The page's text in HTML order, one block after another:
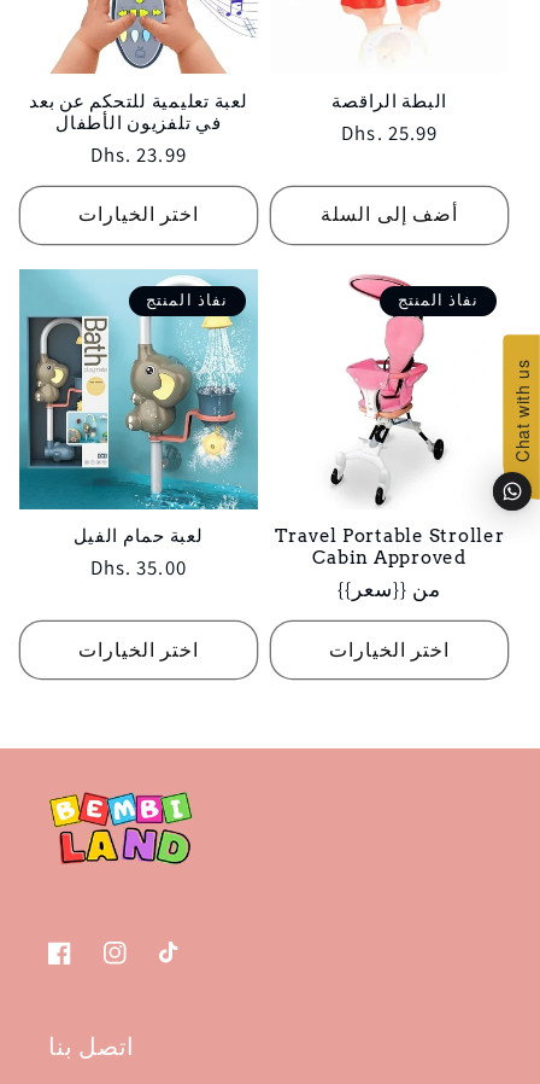
لعبة تعليمية للتحكم عن بعد
في تلفزيون الأطفال
Regular
price
Dhs. 23.99
اختر الخيارات
البطة الراقصة
Regular
Dhs. 25.99
أضف إلى السلة
نفاذ المنتج
لعبة حمام الفيل
Regular
Dhs. 35.00
اختر الخيارات
نفاذ المنتج
Travel Portable Stroller
Cabin Approved
Regular
price
من {{سعر}}
اختر الخيارات
فيسبوكانستغرام
تيك
اتصل بنا
Chat with us
Chat with us